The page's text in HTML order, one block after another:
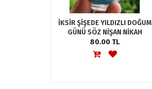
İKSİR ŞİŞEDE YILDIZLI DOĞUM
GÜNÜ SÖZ NİŞAN NİKAH
SÜNNET JEL MUM
HEDİYELİKLERİ
80.00 TL